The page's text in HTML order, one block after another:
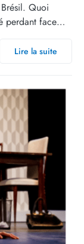
Quoi
perdant face…
Lire la suite